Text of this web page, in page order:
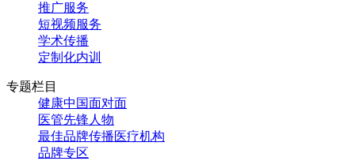
推广服务
短视频服务
学术传播
定制化内训
专题栏目
健康中国面对面
医管先锋人物
最佳品牌传播医疗机构
品牌专区